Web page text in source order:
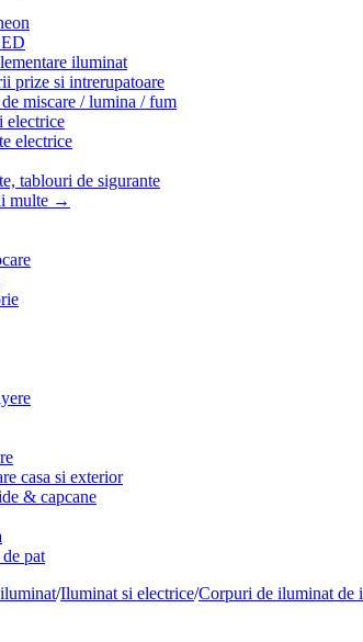
iluminat
prize si intrerupatoare
miscare / lumina / fum
electrice
electrice
tablouri de sigurante
multe →
casa si exterior
& capcane
pat
/Iluminat si electrice/Corpuri de iluminat de